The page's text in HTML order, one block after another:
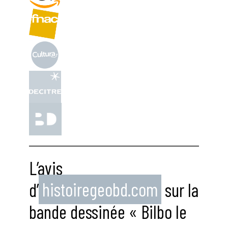
L’avis
d’ histoiregeobd.com sur la
bande dessinée « Bilbo le